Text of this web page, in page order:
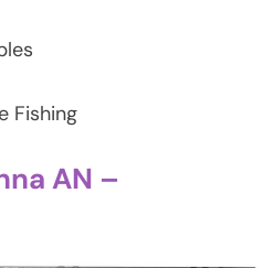
Fishing
AN –